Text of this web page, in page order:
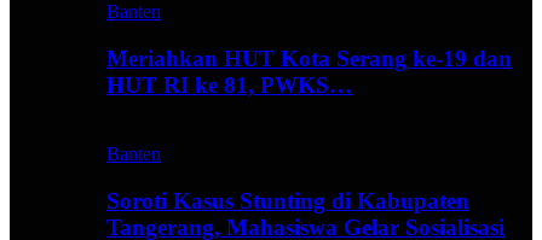
Banten
Meriahkan HUT Kota Serang ke-19 dan
HUT RI ke 81, PWKS…
Banten
Soroti Kasus Stunting di Kabupaten
Tangerang, Mahasiswa Gelar Sosialisasi